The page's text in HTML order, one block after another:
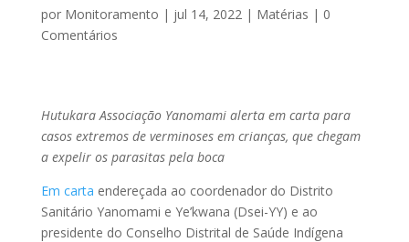
por Monitoramento | jul 14, 2022| Matérias | 0
Comentários
Hutukara Associação Yanomami alerta em carta para
casos extremos de verminoses em crianças, que chegam
a expelir os parasitas pela boca
Em carta endereçada ao coordenador do Distrito
Sanitário Yanomami e Ye’kwana (Dsei-YY) e ao
presidente do Conselho Distrital de Saúde Indígena